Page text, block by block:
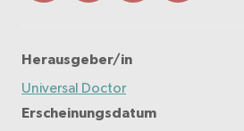
Herausgeber/in
Universal Doctor
Erscheinungsdatum